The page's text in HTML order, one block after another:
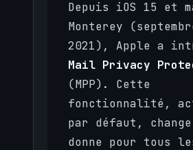
Depuis iOS 15 et
Monterey
2021), Apple a
Mail Privacy
(MPP). Cette
fonctionnalité,
par défaut,
donne pour tous